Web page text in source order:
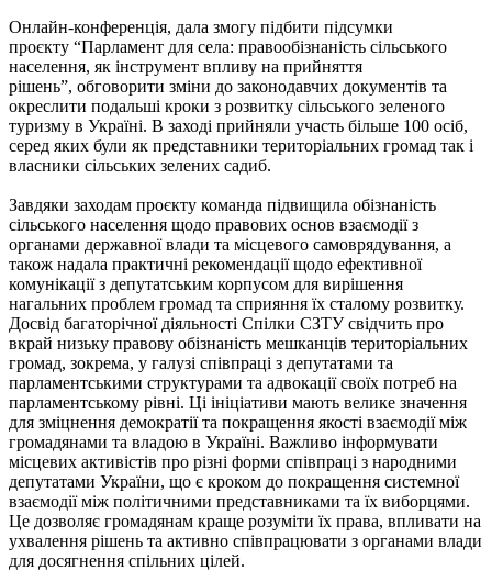
Онлайн-конференція, дала змогу підбити підсумки
проєкту “Парламент для села: правообізнаність сільського
населення, як інструмент впливу на прийняття
рішень”, обговорити зміни до законодавчих документів та
окреслити подальші кроки з розвитку сільського зеленого
туризму в Україні. В заході прийняли участь більше 100 осіб,
серед яких були як представники територіальних громад так і
власники сільських зелених садиб.
Завдяки заходам проєкту команда підвищила обізнаність
сільського населення щодо правових основ взаємодії з
органами державної влади та місцевого самоврядування, а
також надала практичні рекомендації щодо ефективної
комунікації з депутатським корпусом для вирішення
нагальних проблем громад та сприяння їх сталому розвитку.
Досвід багаторічної діяльності Спілки СЗТУ свідчить про
вкрай низьку правову обізнаність мешканців територіальних
громад, зокрема, у галузі співпраці з депутатами та
парламентськими структурами та адвокації своїх потреб на
парламентському рівні. Ці ініціативи мають велике значення
для зміцнення демократії та покращення якості взаємодії між
громадянами та владою в Україні. Важливо інформувати
місцевих активістів про різні форми співпраці з народними
депутатами України, що є кроком до покращення системної
взаємодії між політичними представниками та їх виборцями.
Це дозволяє громадянам краще розуміти їх права, впливати на
ухвалення рішень та активно співпрацювати з органами влади
для досягнення спільних цілей.